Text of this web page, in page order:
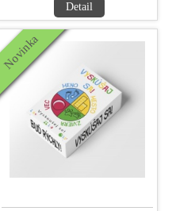
Detail
Novinka